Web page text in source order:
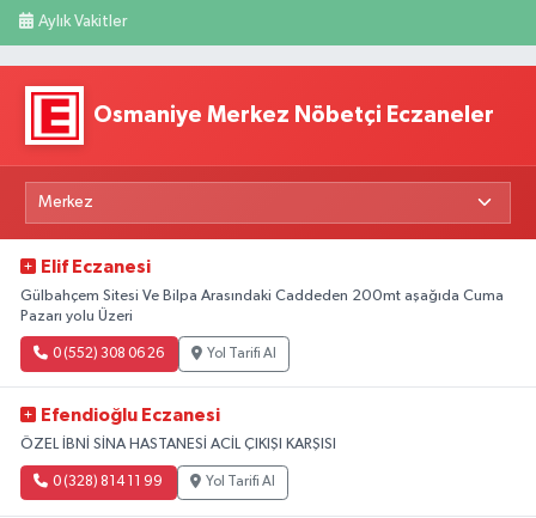
Aylık Vakitler
Osmaniye Merkez Nöbetçi Eczaneler
Elif Eczanesi
Gülbahçem Sitesi Ve Bilpa Arasındaki Caddeden 200mt aşağıda Cuma
Pazarı yolu Üzeri
0 (552) 308 06 26 Yol Tarifi Al
Efendioğlu Eczanesi
ÖZEL İBNİ SİNA HASTANESİ ACİL ÇIKIŞI KARŞISI
0 (328) 814 11 99 Yol Tarifi Al